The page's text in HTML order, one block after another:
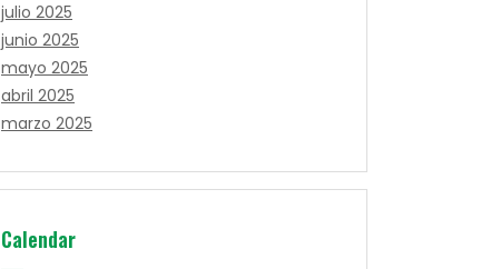
julio 2025
junio 2025
mayo 2025
abril 2025
marzo 2025
Calendar